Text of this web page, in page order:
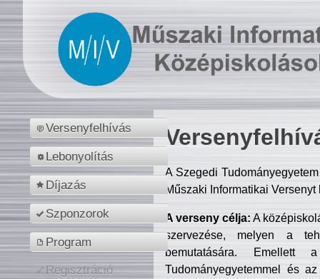
Versenyfelhívás
Lebonyolítás
Díjazás
Szponzorok
Program
Regisztráció
A Szegedi
Műszaki Informatikai
A verseny célja: A
szervezése, melyen a
bemutatására. Emellett
Tudományegyetemmel és